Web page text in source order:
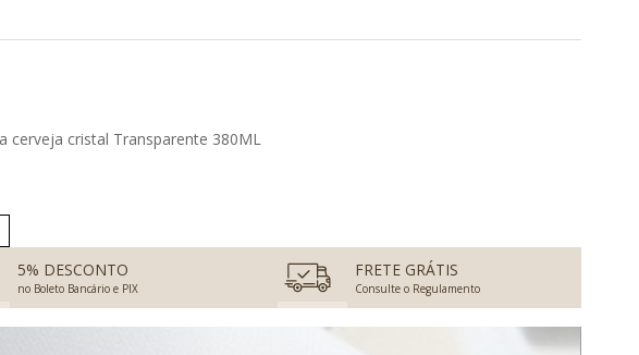
cerveja cristal Transparente 380ML
5% DESCONTO
no Boleto Bancário e PIX
FRETE GRÁTIS
Consulte o Regulamento